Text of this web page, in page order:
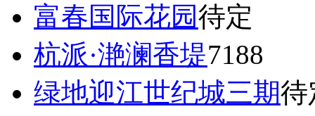
富春国际花园待定
杭派·滟澜香堤7188
绿地迎江世纪城三期待